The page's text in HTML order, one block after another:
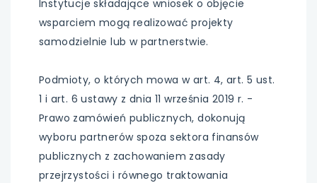
Instytucje składające wniosek o objęcie
wsparciem mogą realizować projekty
samodzielnie lub w partnerstwie.
Podmioty, o których mowa w art. 4, art. 5 ust.
1 i art. 6 ustawy z dnia 11 września 2019 r. -
Prawo zamówień publicznych, dokonują
wyboru partnerów spoza sektora finansów
publicznych z zachowaniem zasady
przejrzystości i równego traktowania